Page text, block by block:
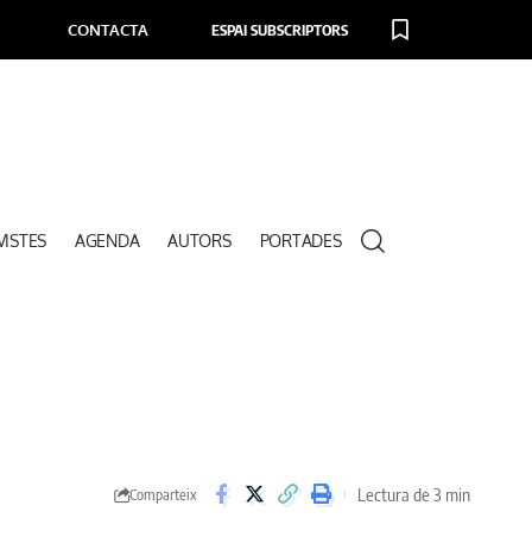
CONTACTA ESPAI SUBSCRIPTORS
AGENDA AUTORS PORTADES
Comparteix Lectura de 3 min